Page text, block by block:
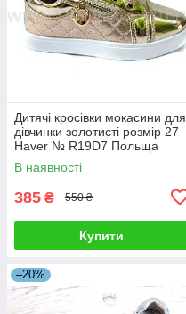
Дитячі кросівки мокасини для
дівчинки золотисті розмір 27
Haver № R19D7 Польща
В наявності
385 ₴ 550 ₴
Купити
–20%